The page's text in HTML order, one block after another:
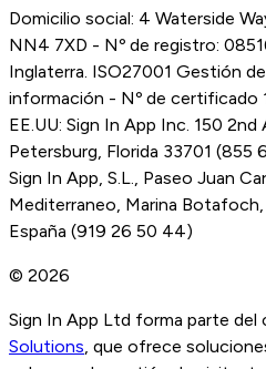
Domicilio social: 4 Waterside
NN4 7XD - Nº de registro:
Inglaterra. ISO27001 Gestión
información - Nº de certificado
EE.UU: Sign In App Inc. 150
Petersburg, Florida 33701 (855
Sign In App, S.L., Paseo Juan
Mediterraneo, Marina Botafoch,
España (919 26 50 44)
© 2026
Sign In App Ltd forma parte del
Solutions , que ofrece